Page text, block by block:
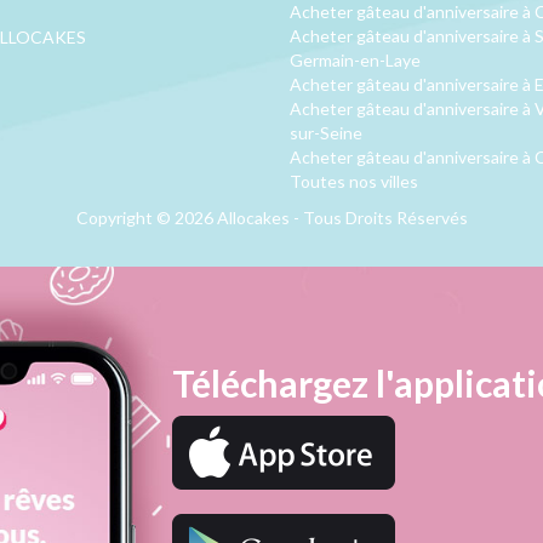
Acheter gâteau d'anniversaire à
Acheter gâteau d'anniversaire à
Germain-en-Laye
Acheter gâteau d'anniversaire à
Acheter gâteau d'anniversaire à
sur-Seine
Acheter gâteau d'anniversaire à
Toutes nos villes
Copyright © 2026 Allocakes - Tous Droits Réservés
Téléchargez